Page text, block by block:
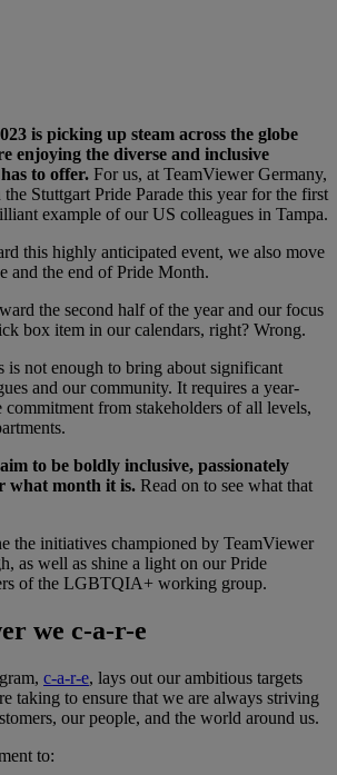
is picking up steam across the globe
enjoying the diverse and inclusive
to offer. For us, at TeamViewer Germany,
Stuttgart Pride Parade this year for the first
example of our US colleagues in Tampa.
this highly anticipated event, we also move
and the end of Pride Month.
the second half of the year and our focus
box item in our calendars, right? Wrong.
is not enough to bring about significant
and our community. It requires a year-
from stakeholders of all levels,
to be boldly inclusive, passionately
what month it is. Read on to see what that
the initiatives championed by TeamViewer
as well as shine a light on our Pride
of the LGBTQIA+ working group.
we c-a-r-e
c-a-r-e, lays out our ambitious targets
taking to ensure that we are always striving
our people, and the world around us.
to: